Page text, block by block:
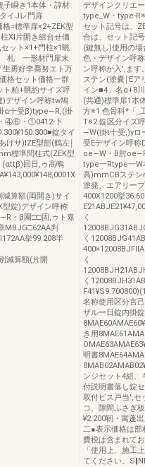
子瞬き1本体・諄材
イJレ門扉
=標準扉×2+ZEK型
Xl片開き組台せ価
ット×1+門柱×1眺
一形材門扉末
生勇好李喬努エト万
格セット価格一群
ト粕+眺約サイズ呼
)デザイン呼称tw鳩
α十受β)type―R,(掛
④⑥・①0412-卜
錠タイ
けサ)IZE型部(鶴左￨
標準問柱式(ZEK型
回日,ゥ高鴫
減算額(両開き)サイ
錠)デザイン呼称
・β園□□固,ゥト嘉
判
挙99.208半
減算額(片開
デザインクリエ
type_W・
セット記号は、
合は、セット記
(鍵無し)使用の
色・デザイン呼
ン呼称が入',ます
ステン(塗嚢￨Eア
イン■4」名α+8
(共通)標準扉1本
方※1.色骨科*「_
T※2.錠区分イズ
―W(掛t十受,)yロ
受Eデザイン呼
oe―W・B肘
type一Rtype一W
高)mmCBステン
塗発、エアリー
400X1200挙
く
く
く
く
名称使用区分言
ザルー日錠内掛
き用
明書
ンジセット4組、
付説明書落し錠
取付ビス戸当',セ
コ、隙間ふさぎ
¥2.200靭・寓蓬
二●表示価格は部
費税は含まれて
「使用上、施工
てください。